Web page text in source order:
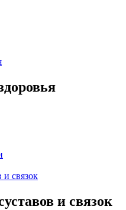
и связок
и связок